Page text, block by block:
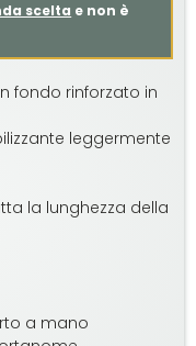
scelta e non è
fondo rinforzato in
leggermente
la lunghezza della
a mano